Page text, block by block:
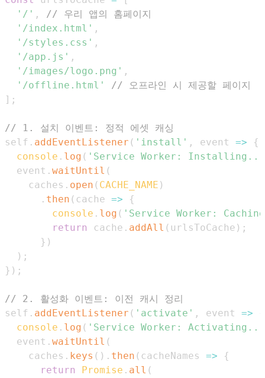
'/' ,
// 우리 앱의 홈페이지
'/index.html' ,
'/styles.css' ,
'/app.js' ,
'/images/logo.png' ,
'/offline.html'
// 오프라인 시 제공할 페이지
] ;
// 1. 설치 이벤트: 정적 에셋 캐싱
self . addEventListener ( 'install' , event =>
{
console . log ( 'Service Worker:
  event
. waitUntil (
    caches
. open ( CACHE_NAME )
. then ( cache =>
{
console . log ( 'Service Worker:
return
cache . addAll ( urlsToCache ) ;
} )
) ;
} ) ;
// 2. 활성화 이벤트: 이전 캐시 정리
self . addEventListener ( 'activate' , event =>
console . log ( 'Service Worker:
  event
. waitUntil (
    caches
. keys ( ) . then ( cacheNames =>
{
return
Promise . all (